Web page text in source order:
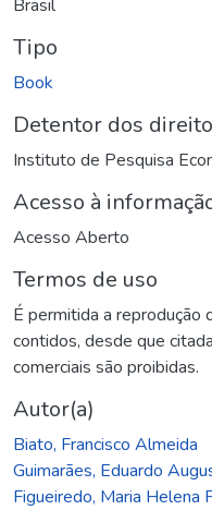
Brasil
Tipo
Book
Detentor dos
Instituto de Pesquisa
Acesso à
Acesso Aberto
Termos de uso
É permitida a
contidos, desde que
comerciais são proibidas.
Autor(a)
Biato, Francisco Almeida
Guimarães, Eduardo
Figueiredo, Maria Helena